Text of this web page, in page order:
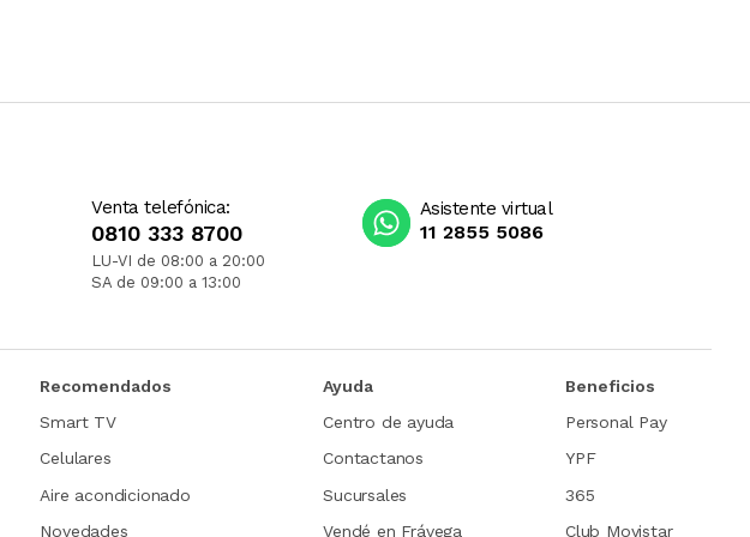
Venta telefónica:
0810 333 8700
LU-VI de 08:00 a 20:00
SA de 09:00 a 13:00
Asistente virtual
11 2855 5086
Recomendados
Smart TV
Celulares
Aire acondicionado
Novedades
Ayuda
Centro de ayuda
Contactanos
Sucursales
Vendé en Frávega
Beneficios
Personal Pay
YPF
365
Club Movistar